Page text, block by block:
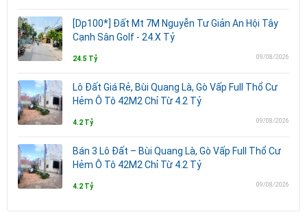
[Dp100*] Đất Mt 7M Nguyễn Tư Giản An Hội Tây
Cạnh Sân Golf - 24.X Tỷ
24.5 Tỷ 09/08/2026
Lô Đất Giá Rẻ, Bùi Quang Là, Gò Vấp Full Thổ Cư
Hẻm Ô Tô 42M2 Chỉ Từ 4.2 Tỷ
4.2 Tỷ 09/08/2026
Bán 3 Lô Đất – Bùi Quang Là, Gò Vấp Full Thổ Cư
Hẻm Ô Tô 42M2 Chỉ Từ 4.2 Tỷ
4.2 Tỷ 09/08/2026